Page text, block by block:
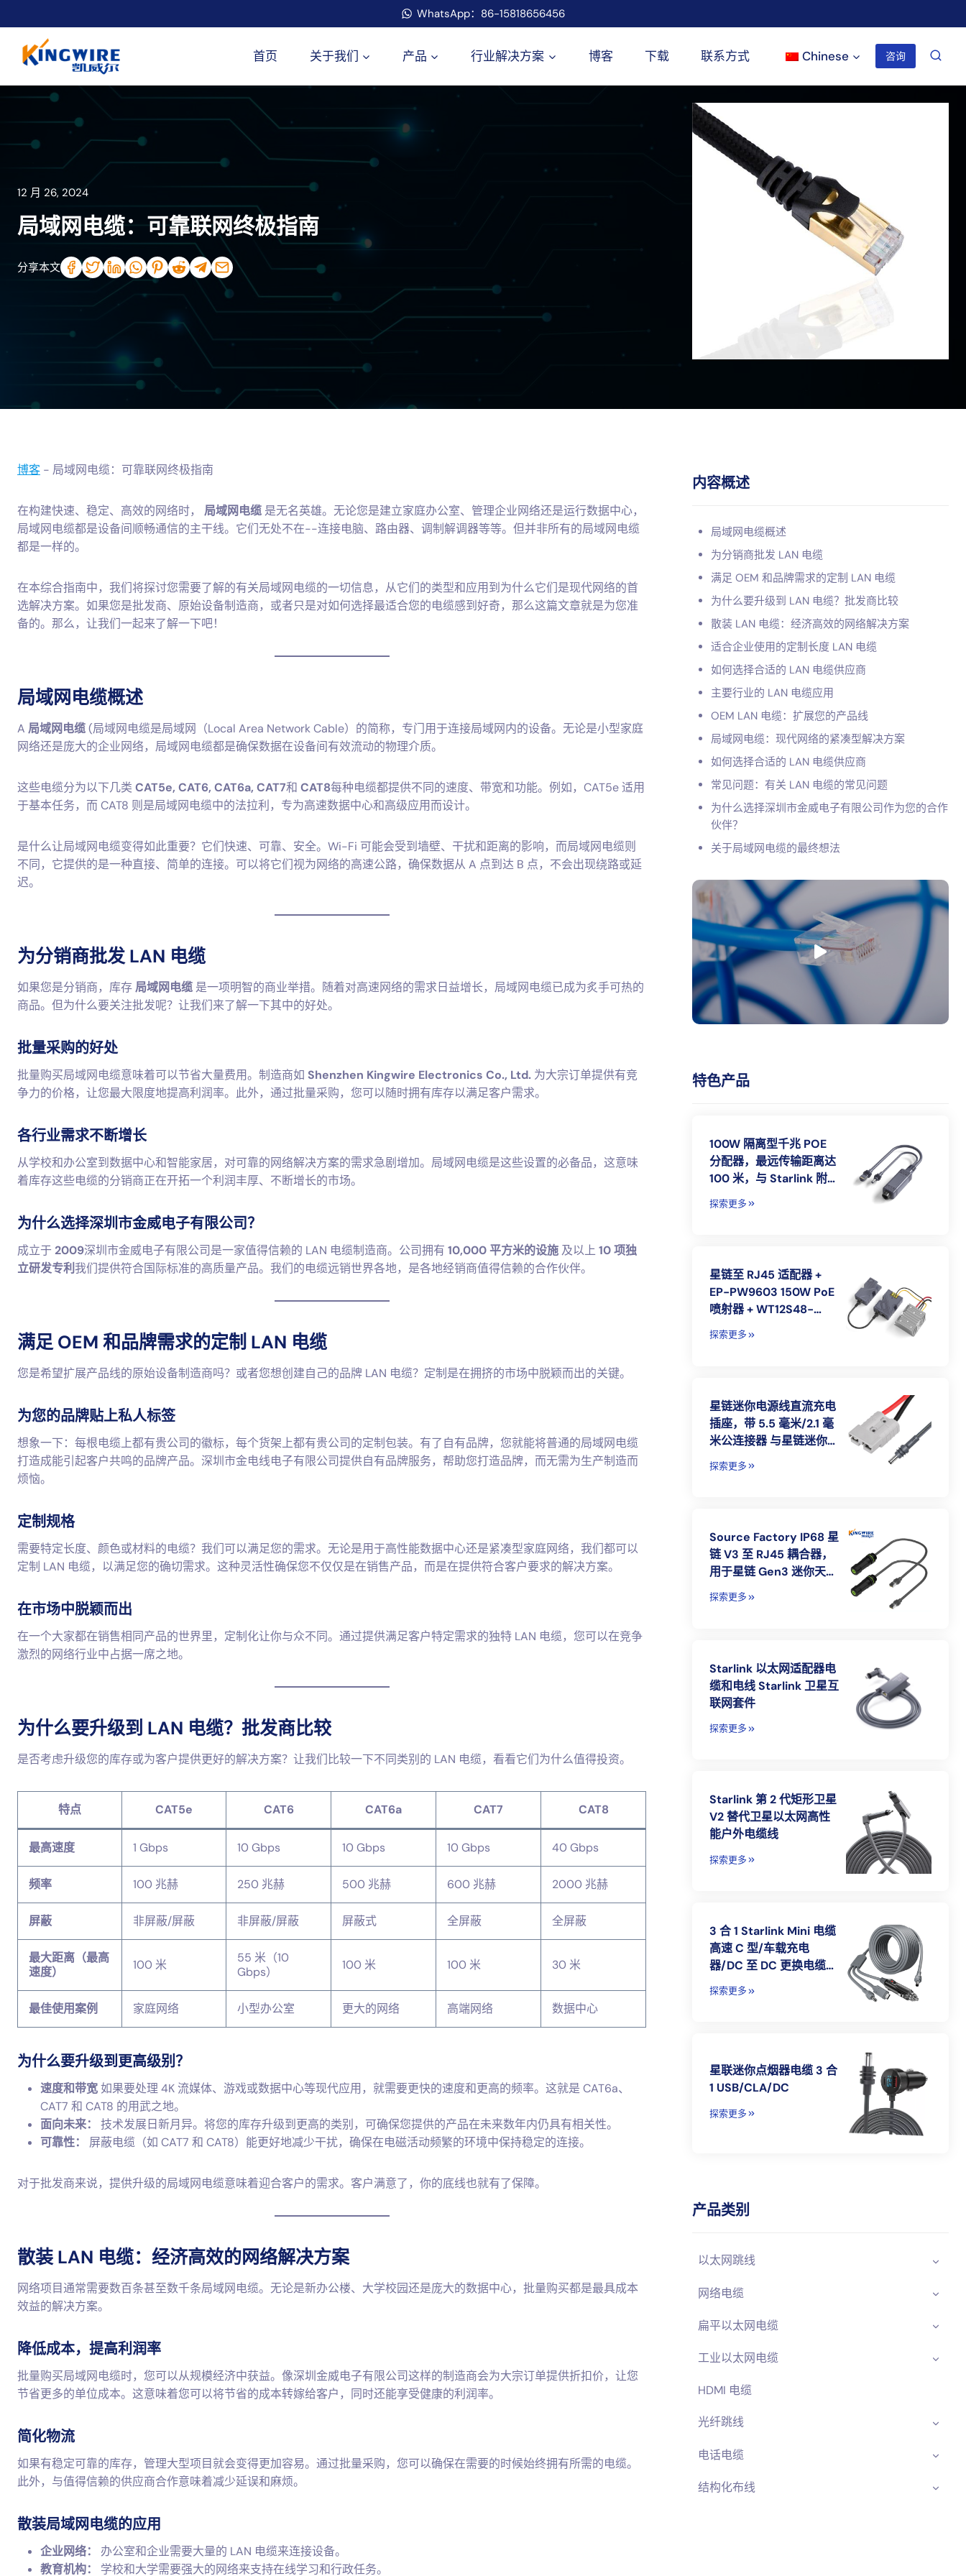
到
WhatsApp：86-15818656456
首页 关于我们 产品 行业解决方案 博客 下载 联系方式 Chinese 咨询
12 月 26, 2024
局域网电缆：可靠联网终极指南
分享本文
博客 - 局域网电缆：可靠联网终极指南
在构建快速、稳定、高效的网络时， 局域网电缆 是无名英雄。无论您是建立家庭办公室、管理企业网络还是运行数据中心，
局域网电缆都是设备间顺畅通信的主干线。它们无处不在--连接电脑、路由器、调制解调器等等。但并非所有的局域网电缆
都是一样的。
在本综合指南中，我们将探讨您需要了解的有关局域网电缆的一切信息，从它们的类型和应用到为什么它们是现代网络的首
选解决方案。如果您是批发商、原始设备制造商，或者只是对如何选择最适合您的电缆感到好奇，那么这篇文章就是为您准
备的。那么，让我们一起来了解一下吧！
局域网电缆概述
A 局域网电缆(局域网电缆是局域网（Local Area Network Cable）的简称，专门用于连接局域网内的设备。无论是小型家庭
网络还是庞大的企业网络，局域网电缆都是确保数据在设备间有效流动的物理介质。
这些电缆分为以下几类 CAT5e, CAT6, CAT6a, CAT7和 CAT8每种电缆都提供不同的速度、带宽和功能。例如，CAT5e 适用
于基本任务，而 CAT8 则是局域网电缆中的法拉利，专为高速数据中心和高级应用而设计。
是什么让局域网电缆变得如此重要？它们快速、可靠、安全。Wi-Fi 可能会受到墙壁、干扰和距离的影响，而局域网电缆则
不同，它提供的是一种直接、简单的连接。可以将它们视为网络的高速公路，确保数据从 A 点到达 B 点，不会出现绕路或延
迟。
为分销商批发 LAN 电缆
如果您是分销商，库存局域网电缆 是一项明智的商业举措。随着对高速网络的需求日益增长，局域网电缆已成为炙手可热的
商品。但为什么要关注批发呢？让我们来了解一下其中的好处。
批量采购的好处
批量购买局域网电缆意味着可以节省大量费用。制造商如 Shenzhen Kingwire Electronics Co., Ltd. 为大宗订单提供有竞
争力的价格，让您最大限度地提高利润率。此外，通过批量采购，您可以随时拥有库存以满足客户需求。
各行业需求不断增长
从学校和办公室到数据中心和智能家居，对可靠的网络解决方案的需求急剧增加。局域网电缆是这些设置的必备品，这意味
着库存这些电缆的分销商正在开拓一个利润丰厚、不断增长的市场。
为什么选择深圳市金威电子有限公司？
成立于 2009深圳市金威电子有限公司是一家值得信赖的 LAN 电缆制造商。公司拥有 10,000 平方米的设施 及以上 10 项独
立研发专利我们提供符合国际标准的高质量产品。我们的电缆远销世界各地，是各地经销商值得信赖的合作伙伴。
满足 OEM 和品牌需求的定制 LAN 电缆
您是希望扩展产品线的原始设备制造商吗？或者您想创建自己的品牌 LAN 电缆？定制是在拥挤的市场中脱颖而出的关键。
为您的品牌贴上私人标签
想象一下：每根电缆上都有贵公司的徽标，每个货架上都有贵公司的定制包装。有了自有品牌，您就能将普通的局域网电缆
打造成能引起客户共鸣的品牌产品。深圳市金电线电子有限公司提供自有品牌服务，帮助您打造品牌，而无需为生产制造而
烦恼。
定制规格
需要特定长度、颜色或材料的电缆？我们可以满足您的需求。无论是用于高性能数据中心还是紧凑型家庭网络，我们都可以
定制 LAN 电缆，以满足您的确切需求。这种灵活性确保您不仅仅是在销售产品，而是在提供符合客户要求的解决方案。
在市场中脱颖而出
在一个大家都在销售相同产品的世界里，定制化让你与众不同。通过提供满足客户特定需求的独特 LAN 电缆，您可以在竞争
激烈的网络行业中占据一席之地。
为什么要升级到 LAN 电缆？批发商比较
是否考虑升级您的库存或为客户提供更好的解决方案？让我们比较一下不同类别的 LAN 电缆，看看它们为什么值得投资。
特点 CAT5e CAT6 CAT6a CAT7 CAT8
最高速度 1 Gbps 10 Gbps 10 Gbps 10 Gbps 40 Gbps
频率 100 兆赫 250 兆赫 500 兆赫 600 兆赫 2000 兆赫
屏蔽 非屏蔽/屏蔽 非屏蔽/屏蔽 屏蔽式 全屏蔽 全屏蔽
最大距离（最高
速度）
100 米
55 米（10
Gbps）
100 米 100 米 30 米
最佳使用案例 家庭网络 小型办公室 更大的网络 高端网络 数据中心
为什么要升级到更高级别？
速度和带宽如果要处理 4K 流媒体、游戏或数据中心等现代应用，就需要更快的速度和更高的频率。这就是 CAT6a、
CAT7 和 CAT8 的用武之地。
面向未来：
技术发展日新月异。将您的库存升级到更高的类别，可确保您提供的产品在未来数年内仍具有相关性。
可靠性：
屏蔽电缆（如 CAT7 和 CAT8）能更好地减少干扰，确保在电磁活动频繁的环境中保持稳定的连接。
对于批发商来说，提供升级的局域网电缆意味着迎合客户的需求。客户满意了，你的底线也就有了保障。
散装 LAN 电缆：经济高效的网络解决方案
网络项目通常需要数百条甚至数千条局域网电缆。无论是新办公楼、大学校园还是庞大的数据中心，批量购买都是最具成本
效益的解决方案。
降低成本，提高利润率
批量购买局域网电缆时，您可以从规模经济中获益。像深圳金威电子有限公司这样的制造商会为大宗订单提供折扣价，让您
节省更多的单位成本。这意味着您可以将节省的成本转嫁给客户，同时还能享受健康的利润率。
简化物流
如果有稳定可靠的库存，管理大型项目就会变得更加容易。通过批量采购，您可以确保在需要的时候始终拥有所需的电缆。
此外，与值得信赖的供应商合作意味着减少延误和麻烦。
散装局域网电缆的应用
企业网络：
办公室和企业需要大量的 LAN 电缆来连接设备。
教育机构：
学校和大学需要强大的网络来支持在线学习和行政任务。
内容概述
局域网电缆概述
为分销商批发 LAN 电缆
满足 OEM 和品牌需求的定制 LAN 电缆
为什么要升级到 LAN 电缆？批发商比较
散装 LAN 电缆：经济高效的网络解决方案
适合企业使用的定制长度 LAN 电缆
如何选择合适的 LAN 电缆供应商
主要行业的 LAN 电缆应用
OEM LAN 电缆：扩展您的产品线
局域网电缆：现代网络的紧凑型解决方案
如何选择合适的 LAN 电缆供应商
常见问题：有关 LAN 电缆的常见问题
为什么选择深圳市金威电子有限公司作为您的合作
伙伴？
关于局域网电缆的最终想法
特色产品
100W 隔离型千兆 POE
分配器，最远传输距离达
100 米，与 Starlink 附件
兼容
探索更多
星链至 RJ45 适配器 +
EP-PW9603 150W PoE
喷射器 + WT12S48-
144W 12V 至 48V 3A 转
换器，用于星链 Gen 2
探索更多
星链迷你电源线直流充电
插座，带 5.5 毫米/2.1 毫
米公连接器 与星链迷你直
流电和耳机兼容
探索更多
Source Factory IP68 星
链 V3 至 RJ45 耦合器，
用于星链 Gen3 迷你天线
罩和路由器 RJ45 插头耦
合器以太网适配器
探索更多
Starlink 以太网适配器电
缆和电线 Starlink 卫星互
联网套件
探索更多
Starlink 第 2 代矩形卫星
V2 替代卫星以太网高性
能户外电缆线
探索更多
3 合 1 Starlink Mini 电缆
高速 C 型/车载充电
器/DC 至 DC 更换电缆
Starlink Mini 电源电缆附
件
探索更多
星联迷你点烟器电缆 3 合
1 USB/CLA/DC
探索更多
产品类别
以太网跳线
网络电缆
扁平以太网电缆
工业以太网电缆
HDMI 电缆
光纤跳线
电话电缆
结构化布线